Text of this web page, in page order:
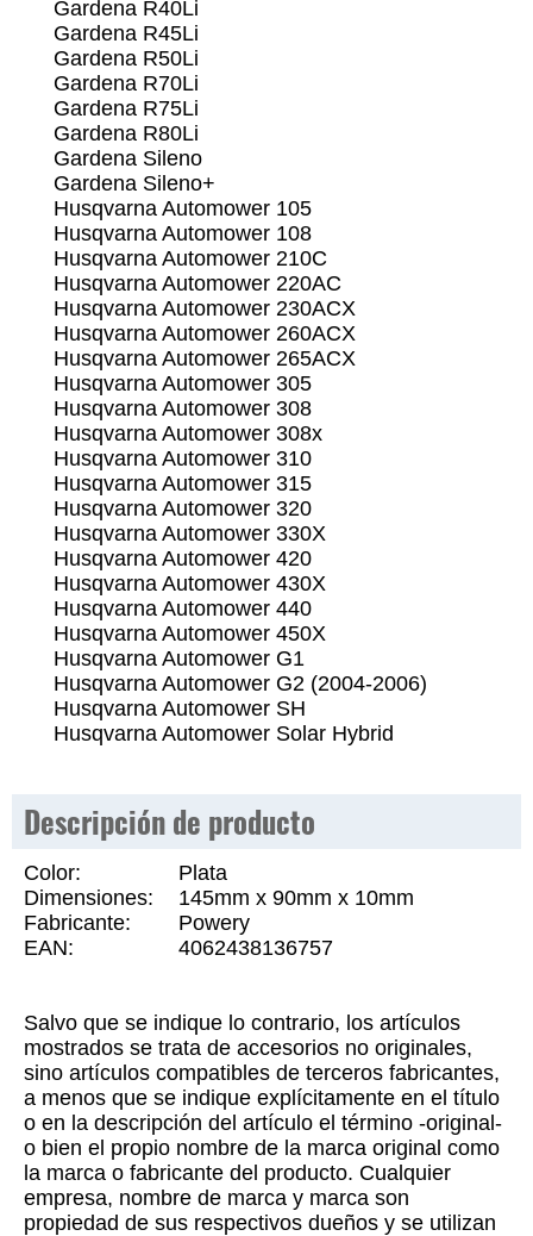
Gardena R40Li
Gardena R45Li
Gardena R50Li
Gardena R70Li
Gardena R75Li
Gardena R80Li
Gardena Sileno
Gardena Sileno+
Husqvarna Automower 105
Husqvarna Automower 108
Husqvarna Automower 210C
Husqvarna Automower 220AC
Husqvarna Automower 230ACX
Husqvarna Automower 260ACX
Husqvarna Automower 265ACX
Husqvarna Automower 305
Husqvarna Automower 308
Husqvarna Automower 308x
Husqvarna Automower 310
Husqvarna Automower 315
Husqvarna Automower 320
Husqvarna Automower 330X
Husqvarna Automower 420
Husqvarna Automower 430X
Husqvarna Automower 440
Husqvarna Automower 450X
Husqvarna Automower G1
Husqvarna Automower G2 (2004-2006)
Husqvarna Automower SH
Husqvarna Automower Solar Hybrid
Descripción de producto
Color:
Plata
Dimensiones:
145mm x 90mm x 10mm
Fabricante:
Powery
EAN:
4062438136757
Salvo que se indique lo contrario, los artículos
mostrados se trata de accesorios no originales,
sino artículos compatibles de terceros fabricantes,
a menos que se indique explícitamente en el título
o en la descripción del artículo el término -original-
o bien el propio nombre de la marca original como
la marca o fabricante del producto. Cualquier
empresa, nombre de marca y marca son
propiedad de sus respectivos dueños y se utilizan